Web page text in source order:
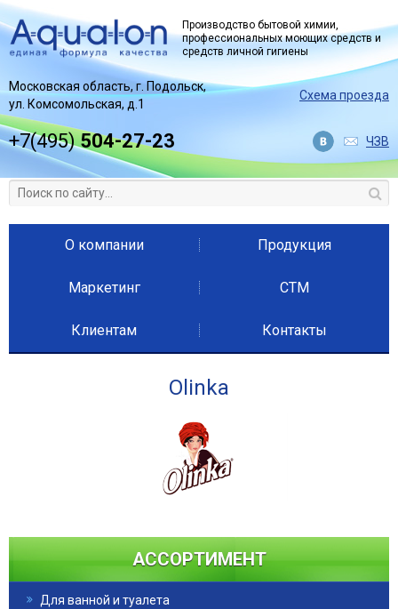
Производство бытовой химии,
профессиональных моющих средств и
средств личной гигиены
Московская область, г. Подольск,
ул. Комсомольская, д.1
Схема проезда
+7(495)504-27-23 ЧЗВ
О компании Продукция
Маркетинг СТМ
Клиентам Контакты
Olinka
АССОРТИМЕНТ
Для ванной и туалета